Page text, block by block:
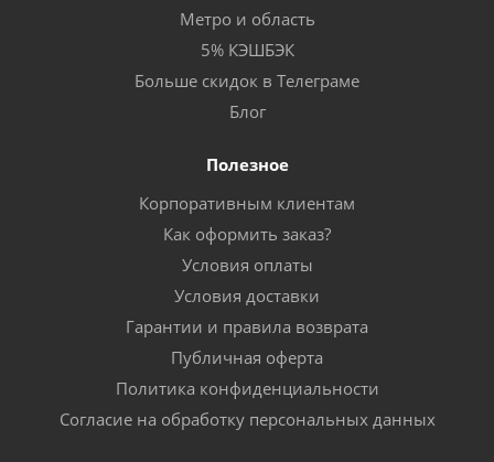
Метро и область
5% КЭШБЭК
Больше скидок в Телеграме
Блог
Полезное
Корпоративным клиентам
Как оформить заказ?
Условия оплаты
Условия доставки
Гарантии и правила возврата
Публичная оферта
Политика конфиденциальности
Согласие на обработку персональных данных